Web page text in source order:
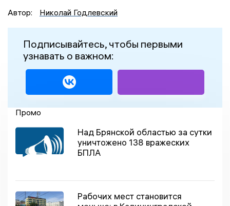
Автор:
Николай Годлевский
Подписывайтесь, чтобы первыми
узнавать о важном:
Промо
Над Брянской областью за сутки
уничтожено 138 вражеских
БПЛА
Рабочих мест становится